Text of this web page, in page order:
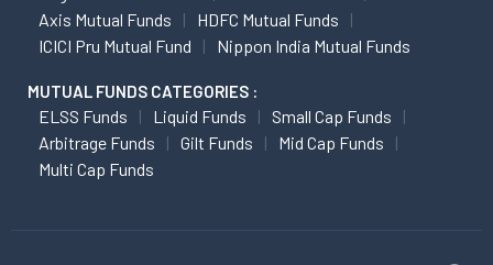
Axis Mutual Funds
HDFC Mutual Funds
ICICI Pru Mutual Fund
Nippon India Mutual Funds
MUTUAL FUNDS CATEGORIES :
ELSS Funds Liquid Funds
Small Cap Funds
Arbitrage Funds
Gilt Funds
Mid Cap Funds
Multi Cap Funds